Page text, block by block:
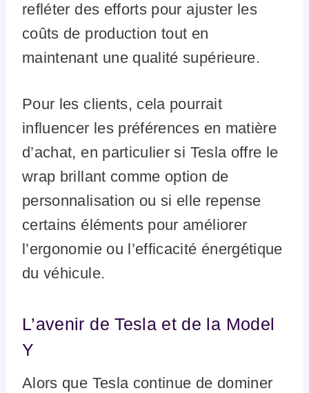
refléter des efforts pour ajuster les
coûts de production tout en
maintenant une qualité supérieure.
Pour les clients, cela pourrait
influencer les préférences en matière
d’achat, en particulier si Tesla offre le
wrap brillant comme option de
personnalisation ou si elle repense
certains éléments pour améliorer
l’ergonomie ou l’efficacité énergétique
du véhicule.
L’avenir de Tesla et de la Model
Y
Alors que Tesla continue de dominer